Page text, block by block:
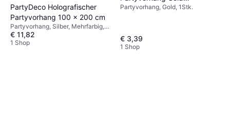
PartyDeco Holografischer
Partyvorhang 100 x 200 cm
Partyvorhang, Silber, Mehrfarbig,
1Stk.
€ 11,82
1 Shop
100x200cm
Partyvorhang, Gold, 1Stk.
€ 3,39
1 Shop